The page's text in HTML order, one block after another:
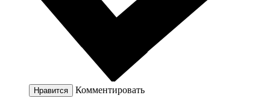
Нравится Комментировать